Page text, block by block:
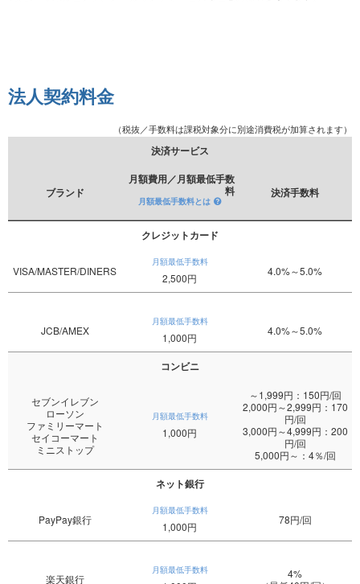
法人契約料金
（税抜／手数料は課税対象分に別途消費税が加算されます）
決済サービス
ブランド
月額費用／月額最低手数
料
月額最低手数料とは
決済手数料
クレジットカード
VISA/MASTER/DINERS
月額最低手数料
2,500円
4.0%～5.0%
JCB/AMEX
月額最低手数料
1,000円
4.0%～5.0%
コンビニ
セブンイレブン
ローソン
ファミリーマート
セイコーマート
ミニストップ
月額最低手数料
1,000円
～1,999円：150円/回
2,000円～2,999円：170
円/回
3,000円～4,999円：200
円/回
5,000円～：4％/回
ネット銀行
PayPay銀行
月額最低手数料
1,000円
78円/回
楽天銀行
月額最低手数料
4%